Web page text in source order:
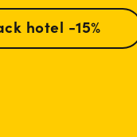
hotel -15%